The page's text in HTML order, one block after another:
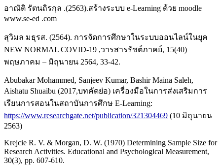
อาณัติ รัตนถิรกุล .(2563).สร้างระบบ e-Learning ด้วย moodle
www.se-ed .com
สุวิมล มธุรส. (2564). การจัดการศึกษาในระบบออนไลน์ในยุค
NEW NORMAL COVID-19 ,วารสารรัชต์ภาคย์, 15(40)
พฤษภาคม – มิถุนายน 2564, 33-42.
Abubakar Mohammed, Sanjeev Kumar, Bashir Maina Saleh,
Aishatu Shuaibu (2017,บทคัดย่อ) เครื่องมือในการส่งเสริมการ
เรียนการสอนในสถาบันการศึกษ E-Learning:
https://www.researchgate.net/publication/321304469 (10 มิถุนายน
2563)
Krejcie R. V. & Morgan, D. W. (1970) Determining Sample Size for
Research Activities. Educational and Psychological Measurement,
30(3), pp. 607-610.